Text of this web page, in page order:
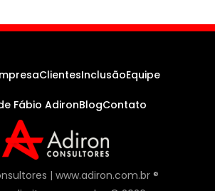
ClientesInclusãoEquipe
Fábio AdironBlogContato
| www.adiron.com.br ®